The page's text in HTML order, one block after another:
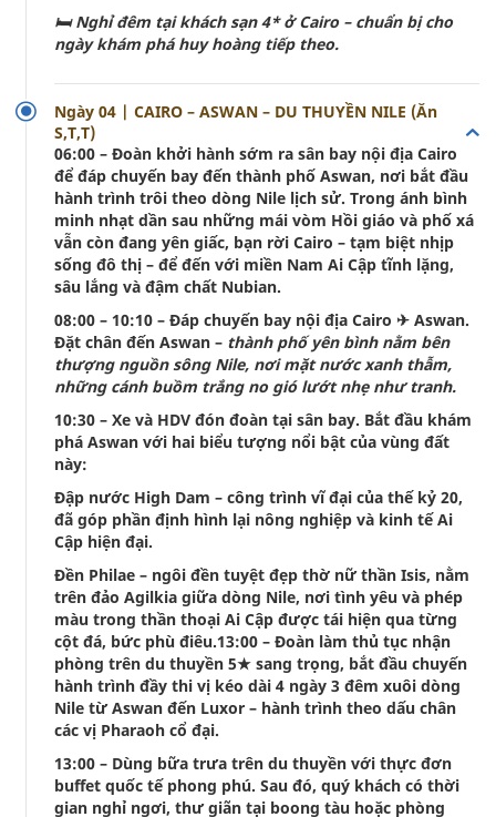
🛏 Nghỉ đêm tại khách sạn 4* ở Cairo – chuẩn bị cho
ngày khám phá huy hoàng tiếp theo.
Ngày 04 | CAIRO – ASWAN – DU THUYỀN NILE (Ăn
S,T,T)
06:00 – Đoàn khởi hành sớm ra sân bay nội địa Cairo
để đáp chuyến bay đến thành phố Aswan, nơi bắt đầu
hành trình trôi theo dòng Nile lịch sử. Trong ánh bình
minh nhạt dần sau những mái vòm Hồi giáo và phố xá
vẫn còn đang yên giấc, bạn rời Cairo – tạm biệt nhịp
sống đô thị – để đến với miền Nam Ai Cập tĩnh lặng,
sâu lắng và đậm chất Nubian.
08:00 – 10:10 – Đáp chuyến bay nội địa Cairo ✈ Aswan.
Đặt chân đến Aswan – thành phố yên bình nằm bên
thượng nguồn sông Nile, nơi mặt nước xanh thẫm,
những cánh buồm trắng no gió lướt nhẹ như tranh.
10:30 – Xe và HDV đón đoàn tại sân bay. Bắt đầu khám
phá Aswan với hai biểu tượng nổi bật của vùng đất
này:
Đập nước High Dam – công trình vĩ đại của thế kỷ 20,
đã góp phần định hình lại nông nghiệp và kinh tế Ai
Cập hiện đại.
Đền Philae – ngôi đền tuyệt đẹp thờ nữ thần Isis, nằm
trên đảo Agilkia giữa dòng Nile, nơi tình yêu và phép
màu trong thần thoại Ai Cập được tái hiện qua từng
cột đá, bức phù điêu.13:00 – Đoàn làm thủ tục nhận
phòng trên du thuyền 5★ sang trọng, bắt đầu chuyến
hành trình đầy thi vị kéo dài 4 ngày 3 đêm xuôi dòng
Nile từ Aswan đến Luxor – hành trình theo dấu chân
các vị Pharaoh cổ đại.
13:00 – Dùng bữa trưa trên du thuyền với thực đơn
buffet quốc tế phong phú. Sau đó, quý khách có thời
gian nghỉ ngơi, thư giãn tại boong tàu hoặc phòng